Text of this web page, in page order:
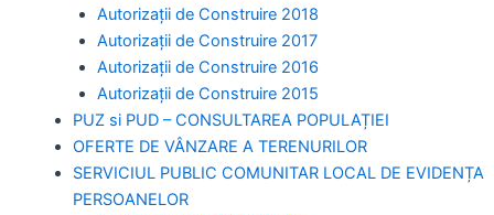
Autorizaţii de Construire 2018
Autorizaţii de Construire 2017
Autorizaţii de Construire 2016
Autorizaţii de Construire 2015
PUZ si PUD – CONSULTAREA POPULAȚIEI
OFERTE DE VÂNZARE A TERENURILOR
SERVICIUL PUBLIC COMUNITAR LOCAL DE EVIDENȚA
PERSOANELOR